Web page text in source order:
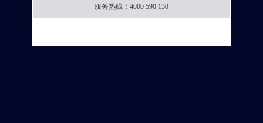
服务热线：4000 590 130